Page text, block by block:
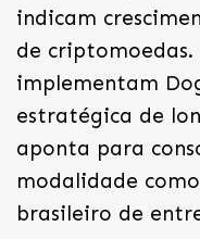
indicam
de criptomoedas.
implementam
estratégica de
aponta para
modalidade
brasileiro de